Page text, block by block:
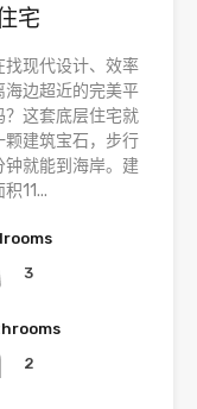
宅
找现代设计、效率
海边超近的完美平
？这套底层住宅就
颗建筑宝石，步行
钟就能到海岸。建
11...
3
2